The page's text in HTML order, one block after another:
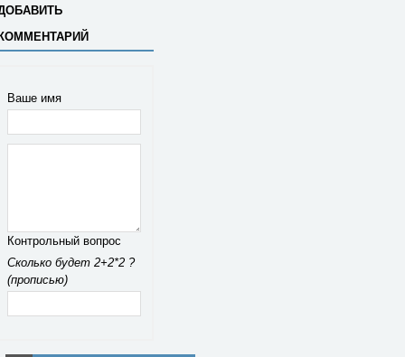
Ваше имя
Контрольный вопрос
Сколько будет 2+2*2 ?
(прописью)